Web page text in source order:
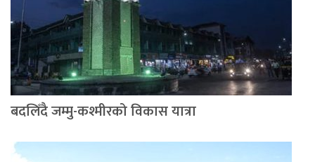
बदलिँदै जम्मु-कश्मीरको विकास यात्रा